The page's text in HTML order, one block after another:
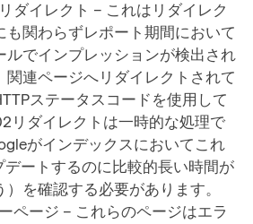
ダイレクト – これはリダイレク
も関わらずレポート期間において
ルでインプレッションが検出され
関連ページへリダイレクトされて
ステータスコードを使用して
リダイレクトは一時的な処理で
がインデックスにおいてこれ
デートするのに比較的長い時間が
）を確認する必要があります。
ページ – これらのページはエラ